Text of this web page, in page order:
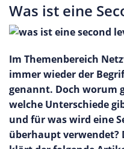
Was ist eine
Im Themenbereich
immer wieder der
genannt. Doch worum
welche Unterschiede
und für was wird eine
überhaupt verwendet?